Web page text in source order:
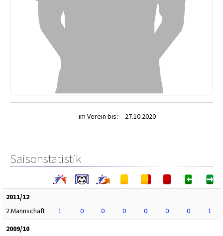
im Verein bis: 27.10.2020
Saisonstatistik
2011/12
2.Mannschaft
1 0 0 0 0 0 0
1
2009/10